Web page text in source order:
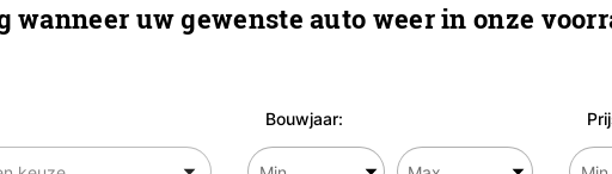
wanneer uw gewenste auto weer in onze
Bouwjaar: